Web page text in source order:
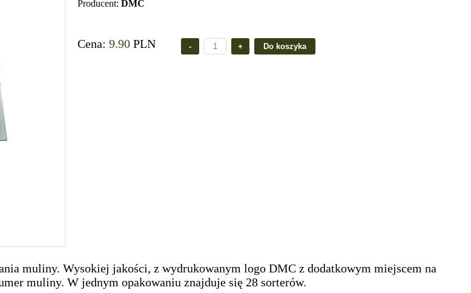
Producent: DMC
Cena: 9.90 PLN
muliny. Wysokiej jakości, z wydrukowanym logo DMC z dodatkowym miejscem na
muliny. W jednym opakowaniu znajduje się 28 sorterów.